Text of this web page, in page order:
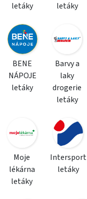
letáky
letáky
BENE
NÁPOJE
letáky
Barvy a
laky
drogerie
letáky
Moje
lékárna
letáky
Intersport
letáky